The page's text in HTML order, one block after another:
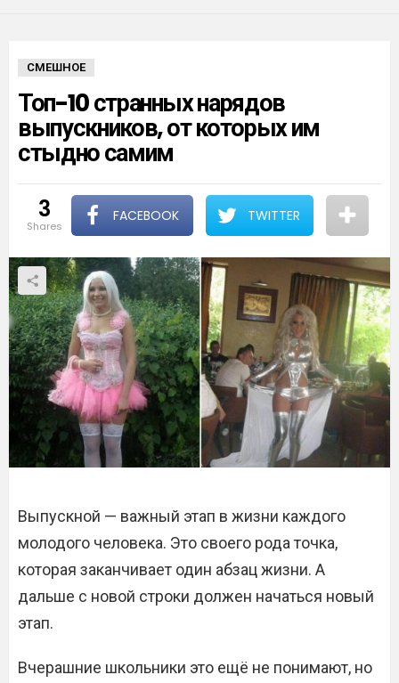
СМЕШНОЕ
Топ-10 странных нарядов
выпускников, от которых им
стыдно самим
3
shares
FACEBOOK TWITTER
Выпускной — важный этап в жизни каждого
молодого человека. Это своего рода точка,
которая заканчивает один абзац жизни. А
дальше с новой строки должен начаться новый
этап.
Вчерашние школьники это ещё не понимают, но